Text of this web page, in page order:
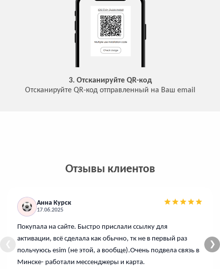
3. Отсканируйте QR-код
Отсканируйте QR-код отправленный на Ваш email
Отзывы клиентов
Анна Курск
17.06.2025
Покупала на сайте. Быстро прислали ссылку для
активации, всё сделала как обычно, тк не в первый раз
польчуюсь esim (не этой, а вообще).Очень подвела связь в
Минске- работали мессенджеры и карта.
❯